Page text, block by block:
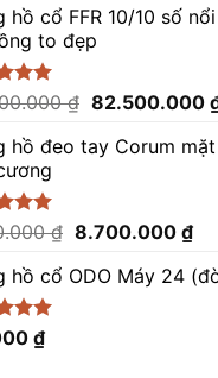
là:
41.000.000 ₫.
hồ cổ FFR 10/10 số
to đẹp
xếp
₫ Giá
là:
82.500.000
hồ đeo tay Corum
xếp
₫ Giá
là:
8.700.000 ₫Giá
tại
hồ cổ ODO Máy 24
xếp
5.00
₫